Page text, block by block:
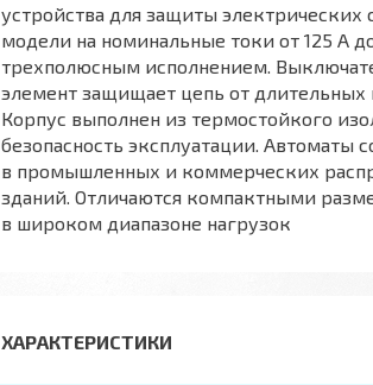
устройства для защиты
модели на номинальные токи от 125 А
трехполюсным исполнением.
элемент защищает цепь от длительных
Корпус выполнен из термостойкого
безопасность эксплуатации.
в промышленных и коммерческих
зданий. Отличаются компактными
в широком диапазоне нагрузок
ХАРАКТЕРИСТИКИ